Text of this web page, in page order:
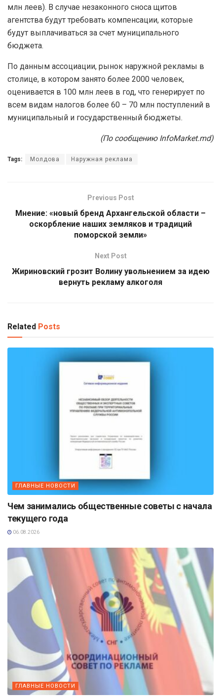
млн леев). В случае незаконного сноса щитов
агентства будут требовать компенсации, которые
будут выплачиваться за счет муниципального
бюджета.
По данным ассоциации, рынок наружной рекламы в
столице, в котором занято более 2000 человек,
оценивается в 100 млн леев в год, что генерирует по
всем видам налогов более 60 – 70 млн поступлений в
муниципальный и государственный бюджеты.
(По сообщению InfoMarket.md)
Tags: Молдова Наружная реклама
Previous Post
Мнение: «новый бренд Архангельской области –
оскорбление наших земляков и традиций
поморской земли»
Next Post
Жириновский грозит Волину увольнением за идею
вернуть рекламу алкоголя
Related Posts
ГЛАВНЫЕ НОВОСТИ
Чем занимались общественные советы с начала
текущего года
06.08.2026
ГЛАВНЫЕ НОВОСТИ